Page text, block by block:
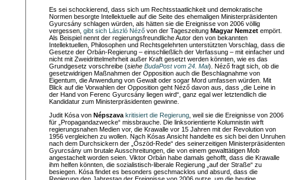
Es sei schockierend, dass sich um Rechtsstaatlichkeit und demokratische
Normen besorgte Intellektuelle auf die Seite des ehemaligen Ministerpräsidenten
Gyurcsány schlagen würden, als hätten sie die Ereignisse von 2006 völlig
vergessen, gibt sich László Néző von der Tageszeitung Magyar Nemzet empört.
Als Beispiel nennt der regierungsfreundliche Autor den von bekannten
Intellektuellen, Philosophen und Rechtsgelehrten unterstützten Vorschlag, dass die
Gesetze der Orbán-Regierung – einschließlich der Verfassung – mit einfacher und
nicht mit Zweidrittelmehrheit außer Kraft gesetzt werden könnten, wie es das
Grundgesetz vorschreibe (siehe BudaPost vom 24. Mai). Néző fragt sich, ob die
gesetzwidrigen Maßnahmen der Opposition auch die Beschlagnahme von
Eigentum, die Anwendung von Gewalt oder sogar Mord umfassen würden. Mit
Blick auf die Vorwahlen der Opposition geht Néző davon aus, dass „die Leine in
der Hand von Ferenc Gyurcsány liegen wird“, ganz egal wer letztendlich die
Kandidatur zum Ministerpräsidenten gewinne.
Judit Kósa von Népszava kritisiert die Regierung , weil sie die Ereignisse von 2006
für „Propagandazwecke“ missbrauche. Die linksorientierte Kolumnistin wirft
regierungsnahen Medien vor, die Krawalle vor 15 Jahren mit der Revolution von
1956 vergleichen zu wollen. Nach Kósas Ansicht handelte es sich bei den Unruhen
nach dem Durchsickern der „Őszöd-Rede“ des seinerzeitigen Ministerpräsidenten
Gyurcsány um brutale Ausschreitungen, die von einem gewalttätigen Mob
angestachelt worden seien. Viktor Orbán habe damals gehofft, dass die Krawalle
ihm helfen könnten, die sozialistisch-liberale Regierung „auf der Straße“ zu
besiegen. Kósa findet es besonders geschmacklos und absurd, dass die